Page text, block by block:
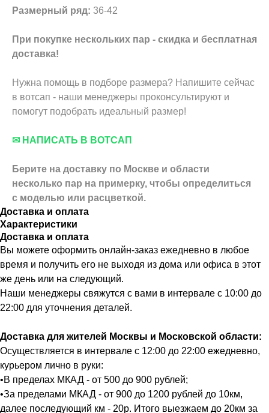
Размерный ряд: 36-42
При покупке нескольких пар - скидка и бесплатная
доставка!
Нужна помощь в подборе размера? Напишите сейчас
в вотсап - наши менеджеры проконсультируют и
помогут подобрать идеальный размер!
✉ НАПИСАТЬ В ВОТСАП
Берите на доставку по Москве и области
несколько пар на примерку, чтобы определиться
с моделью или расцветкой.
Доставка и оплата
Характеристики
Доставка и оплата
Вы можете оформить онлайн-заказ ежедневно в любое
время и получить его не выходя из дома или офиса в этот
же день или на следующий.
Наши менеджеры свяжутся с вами в интервале с 10:00 до
22:00 для уточнения деталей.
Доставка для жителей Москвы и Московской области:
Осуществляется в интервале с 12:00 до 22:00 ежедневно,
курьером лично в руки:
•В пределах МКАД - от 500 до 900 рублей;
•За пределами МКАД - от 900 до 1200 рублей до 10км,
далее последующий км - 20р. Итого выезжаем до 20км за